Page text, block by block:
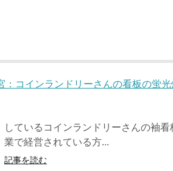
しているコインランドリーさんの袖
業で経営されている方...
記事を読む